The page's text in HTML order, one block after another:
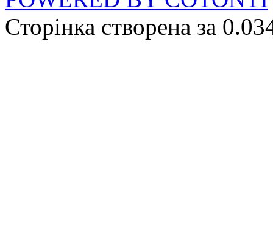
Сторінка створена за